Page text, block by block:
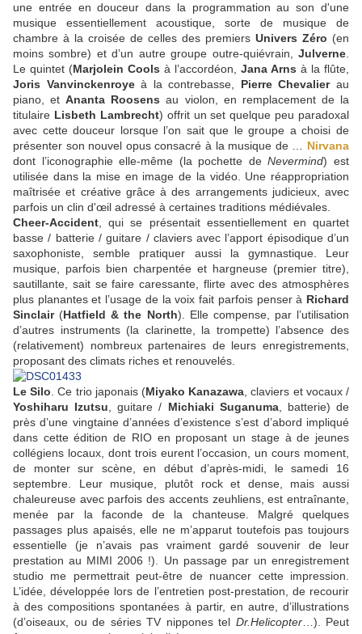
une entrée en douceur dans la programmation au son d'une
musique essentiellement acoustique, sorte de musique de
chambre à la croisée de celles des premiers Univers Zéro (en
moins sombre) et d’un autre groupe outre-quiévrain, Julverne
Le quintet (Marjolein Cools à l’accordéon, Jana Arns à la flûte,
Joris Vanvinckenroyeà la contrebasse, Pierre Chevalierau
piano, etAnanta Roosens au violon, en remplacement de la
titulaire Lisbeth Lambrecht) offrit un set quelque peu paradoxal
avec cette douceur lorsque l’on sait que le groupe a choisi de
présenter son nouvel opus consacré à la musique de … Nirvana
dont l’iconographie elle-même (la pochette deNevermind) est
utilisée dans la mise en image de la vidéo. Une réappropriation
maîtrisée et créative grâce à des arrangements judicieux, avec
parfois un clin d'œil adressé à certaines traditions médiévales.
Cheer-Accident , qui se présentait essentiellement en quartet
basse / batterie / guitare / claviers avec l’apport épisodique d’un
saxophoniste, semble pratiquer aussi la gymnastique. Leur
musique, parfois bien charpentée et hargneuse (premier titre),
sautillante, sait se faire caressante, flirte avec des atmosphères
plus planantes et l’usage de la voix fait parfois penser à Richard
Sinclair(Hatfield & the North). Elle compense, par l’utilisation
d’autres instruments (la clarinette, la trompette) l’absence des
(relativement) nombreux partenaires de leurs enregistrements,
proposant des climats riches et renouvelés.
Le Silo . Ce trio japonais (Miyako Kanazawa , claviers et vocaux /
Yoshiharu Izutsu , guitare / Michiaki Suganuma, batterie) de
près d’une vingtaine d’années d’existence s’est d’abord impliqué
dans cette édition de RIO en proposant un stage à de jeunes
collégiens locaux, dont trois eurent l’occasion, un cours moment,
de monter sur scène, en début d’après-midi, le samedi 16
septembre. Leur musique, plutôt rock et dense, mais aussi
chaleureuse avec parfois des accents zeuhliens, est entraînante,
menée par la faconde de la chanteuse. Malgré quelques
passages plus apaisés, elle ne m’apparut toutefois pas toujours
essentielle (je n’avais pas vraiment gardé souvenir de leur
prestation au MIMI 2006 !). Un passage par un enregistrement
studio me permettrait peut-être de nuancer cette impression.
L’idée, développée lors de l’entretien post-prestation, de recourir
à des compositions spontanées à partir, en autre, d’illustrations
(d’oiseaux, ou de séries TV nippones tel Dr.Helicopter…). Peut